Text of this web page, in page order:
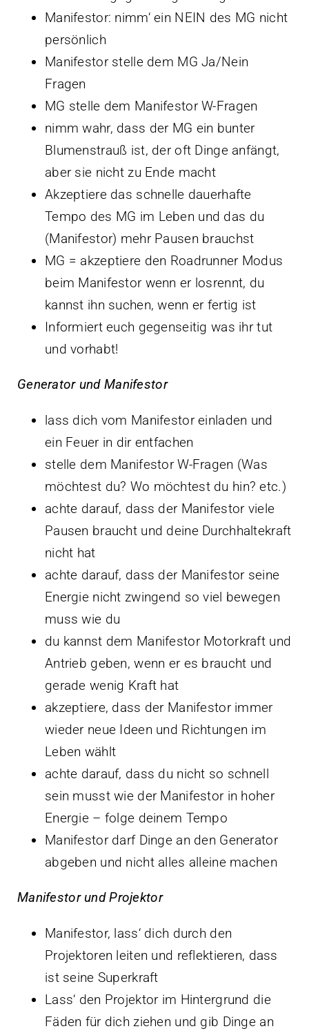
Manifestor: nimm‘ ein NEIN des MG nicht
persönlich
Manifestor stelle dem MG Ja/Nein
Fragen
MG stelle dem Manifestor W-Fragen
nimm wahr, dass der MG ein bunter
Blumenstrauß ist, der oft Dinge anfängt,
aber sie nicht zu Ende macht
Akzeptiere das schnelle dauerhafte
Tempo des MG im Leben und das du
(Manifestor) mehr Pausen brauchst
MG = akzeptiere den Roadrunner Modus
beim Manifestor wenn er losrennt, du
kannst ihn suchen, wenn er fertig ist
Informiert euch gegenseitig was ihr tut
und vorhabt!
Generator und Manifestor
lass dich vom Manifestor einladen und
ein Feuer in dir entfachen
stelle dem Manifestor W-Fragen (Was
möchtest du? Wo möchtest du hin? etc.)
achte darauf, dass der Manifestor viele
Pausen braucht und deine Durchhaltekraft
nicht hat
achte darauf, dass der Manifestor seine
Energie nicht zwingend so viel bewegen
muss wie du
du kannst dem Manifestor Motorkraft und
Antrieb geben, wenn er es braucht und
gerade wenig Kraft hat
akzeptiere, dass der Manifestor immer
wieder neue Ideen und Richtungen im
Leben wählt
achte darauf, dass du nicht so schnell
sein musst wie der Manifestor in hoher
Energie – folge deinem Tempo
Manifestor darf Dinge an den Generator
abgeben und nicht alles alleine machen
Manifestor und Projektor
Manifestor, lass‘ dich durch den
Projektoren leiten und reflektieren, dass
ist seine Superkraft
Lass‘ den Projektor im Hintergrund die
Fäden für dich ziehen und gib Dinge an